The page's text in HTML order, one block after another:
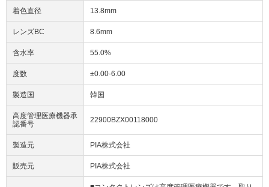
着色直径 13.8mm
レンズBC 8.6mm
含水率 55.0%
度数 ±0.00-6.00
製造国 韓国
高度管理医療機器承
認番号
22900BZX00118000
製造元 PIA株式会社
販売元 PIA株式会社